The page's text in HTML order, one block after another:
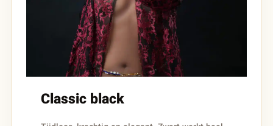
Classic black